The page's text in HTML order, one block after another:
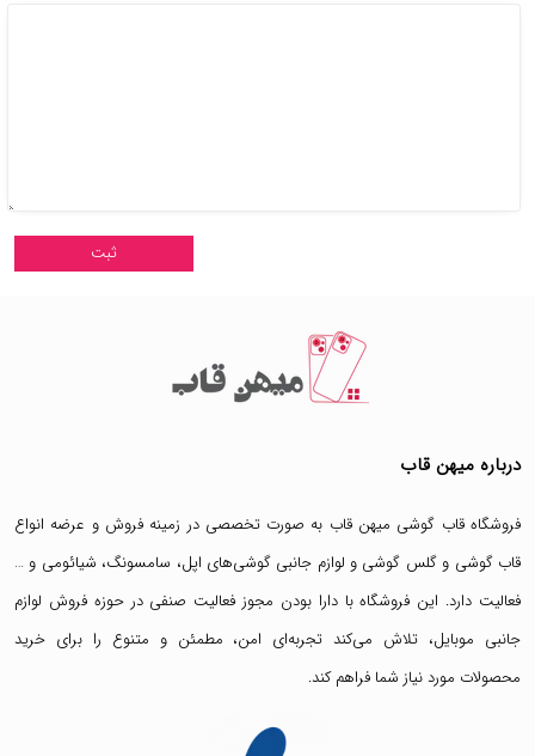
درباره میهن قاب
فروشگاه قاب گوشی میهن قاب به صورت تخصصی در زمینه فروش و عرضه انواع
قاب گوشی وگلس گوشی و لوازم جانبی گوشی‌های اپل، سامسونگ، شیائومی و …
فعالیت دارد. این فروشگاه با دارا بودن مجوز فعالیت صنفی در حوزه فروش لوازم
جانبی موبایل، تلاش می‌کند تجربه‌ای امن، مطمئن و متنوع را برای خرید
محصولات مورد نیاز شما فراهم کند.